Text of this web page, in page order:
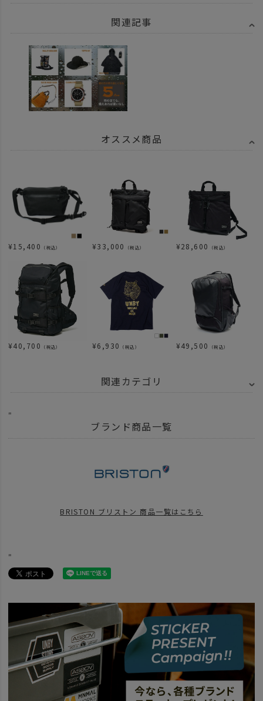
関連記事
オススメ商品
¥15,400 （税込） ¥33,000 （税込） ¥28,600 （税込）
¥40,700 （税込） ¥6,930 （税込） ¥49,500 （税込）
関連カテゴリ
BRISTON_STREAMLINER
"
ブランド商品一覧
BRISTON ブリストン 商品一覧はこちら
"